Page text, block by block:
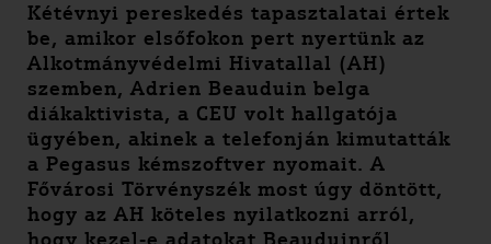
Kétévnyi pereskedés tapasztalatai értek
be, amikor elsőfokon pert nyertünk az
Alkotmányvédelmi Hivatallal (AH)
szemben, Adrien Beauduin belga
diákaktivista, a CEU volt hallgatója
ügyében, akinek a telefonján kimutatták
a Pegasus kémszoftver nyomait. A
Fővárosi Törvényszék most úgy döntött,
hogy az AH köteles nyilatkozni arról,